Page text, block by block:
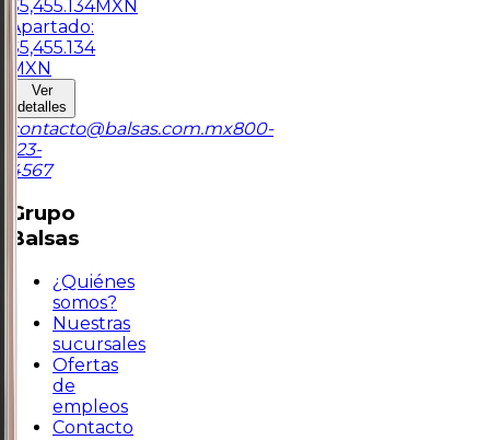
$5,455.134MXN
Apartado:
$5,455.134
MXN
Ver
detalles
contacto@balsas.com.mx800-
123-
4567
Grupo
Balsas
¿Quiénes
somos?
Nuestras
sucursales
Ofertas
de
empleos
Contacto